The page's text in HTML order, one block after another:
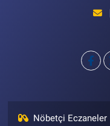
Nöbetçi Eczaneler